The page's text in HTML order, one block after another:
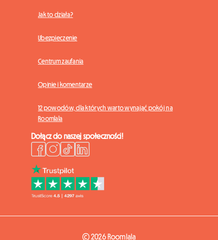
Jak to działa?
Ubezpieczenie
Centrum zaufania
Opinie i komentarze
12 powodów, dla których warto wynająć pokój na
Roomlala
Dołącz do naszej społeczności!
© 2026 Roomlala